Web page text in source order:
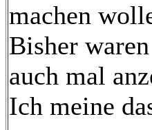
machen
Bisher
auch mal
Ich meine